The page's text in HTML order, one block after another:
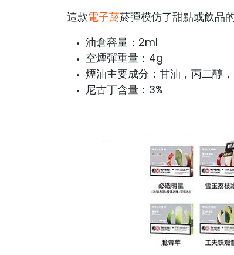
這款電子菸菸彈模仿了甜點或飲品
油倉容量：2ml
空煙彈重量：4g
煙油主要成分：甘油，丙二醇
尼古丁含量：3%